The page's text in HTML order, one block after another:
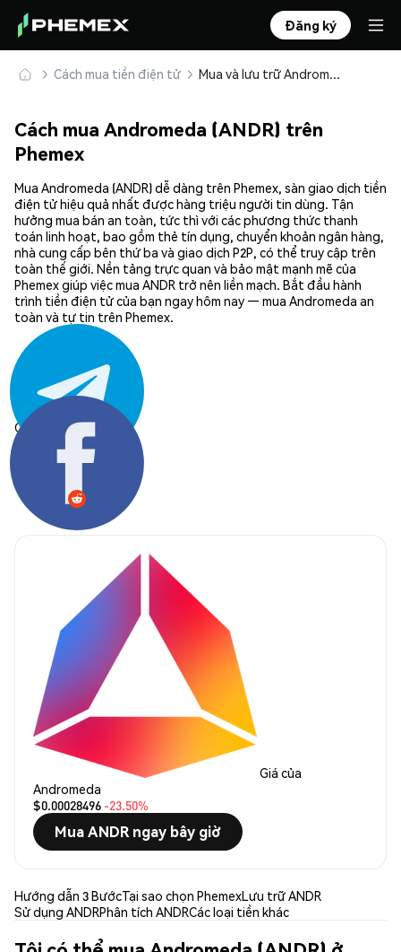
Đăng ký
Cách mua tiền điện tử Mua và lưu trữ Andromeda (ANDR) an toàn
Cách mua Andromeda (ANDR) trên
Phemex
Mua Andromeda (ANDR) dễ dàng trên Phemex, sàn giao dịch tiền
điện tử hiệu quả nhất được hàng triệu người tin dùng. Tận
hưởng mua bán an toàn, tức thì với các phương thức thanh
toán linh hoạt, bao gồm thẻ tín dụng, chuyển khoản ngân hàng,
nhà cung cấp bên thứ ba và giao dịch P2P, có thể truy cập trên
toàn thế giới. Nền tảng trực quan và bảo mật mạnh mẽ của
Phemex giúp việc mua ANDR trở nên liền mạch. Bắt đầu hành
trình tiền điện tử của bạn ngay hôm nay — mua Andromeda an
toàn và tự tin trên Phemex.
Chia sẻ:
Giá của
Andromeda
$0.00028496 -23.50%
Mua ANDR ngay bây giờ
Hướng dẫn 3 BướcTại sao chọn PhemexLưu trữ ANDR
Sử dụng ANDRPhân tích ANDRCác loại tiền khác